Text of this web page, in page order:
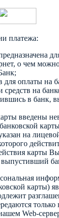
платежа:
о чем
для оплаты на
на
в банк,
введены
на
карты
карты)
Web-